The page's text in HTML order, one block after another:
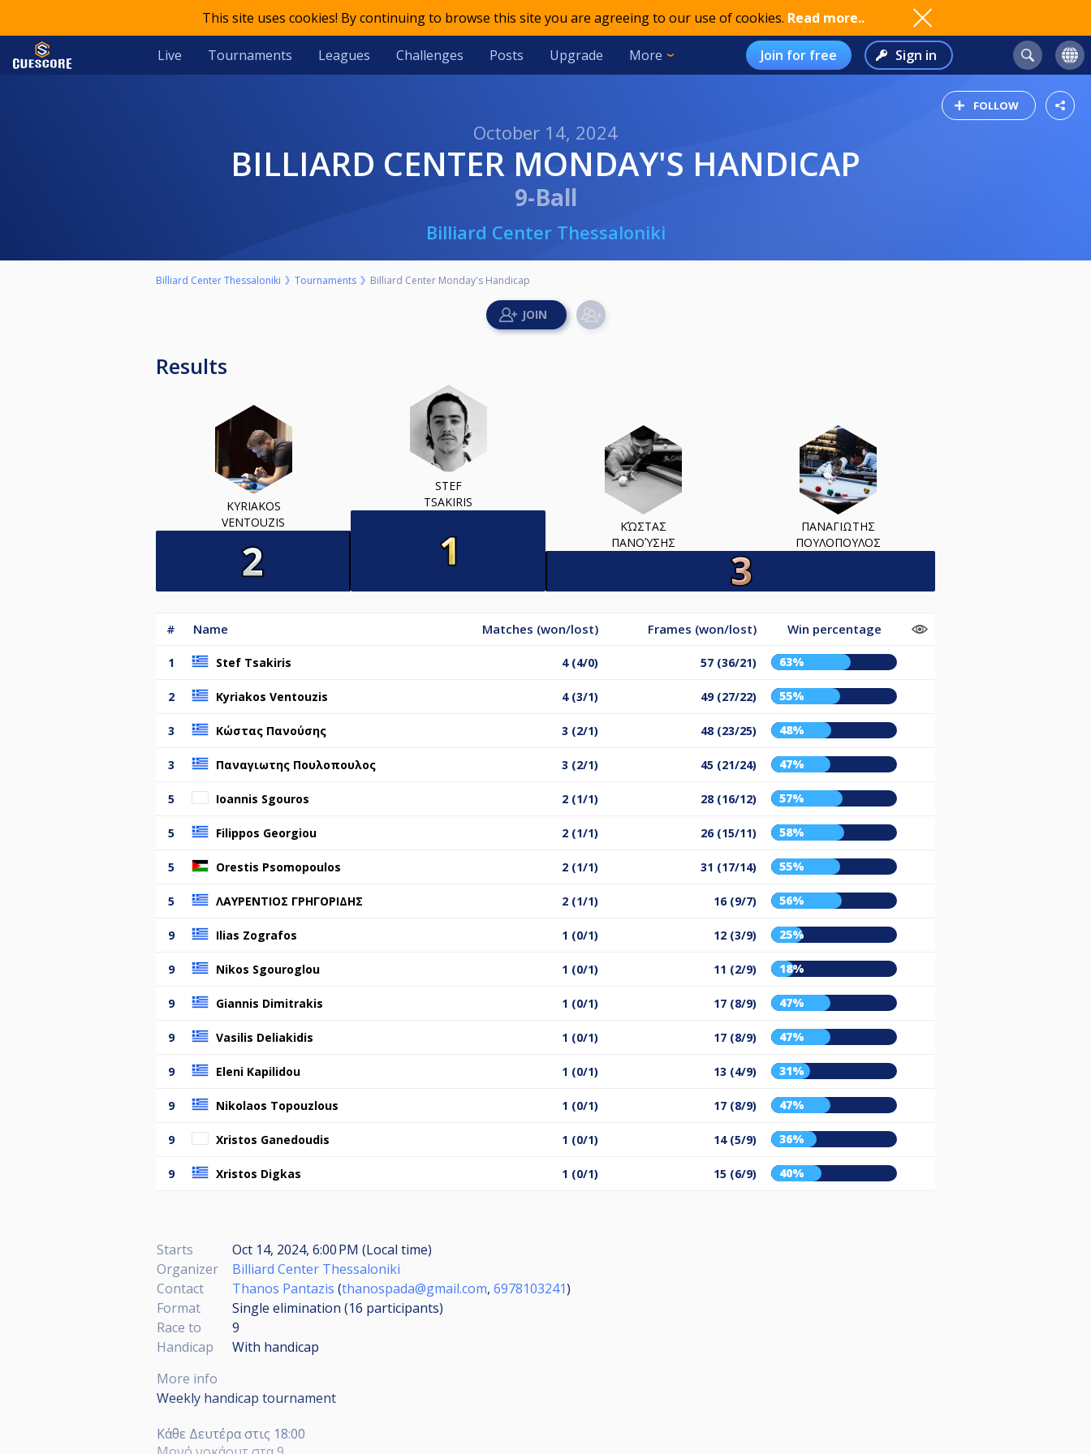
This site uses cookies! By continuing to browse this site you are agreeing to our use of cookies. Read more..
Live Tournaments Leagues Challenges Posts Upgrade More Join for free Sign in
FOLLOW
October 14, 2024
BILLIARD CENTER MONDAY'S HANDICAP
9-Ball
Billiard Center Thessaloniki
Billiard Center Thessaloniki Tournaments Billiard Center Monday's Handicap
Results
KYRIAKOS
VENTOUZIS
STEF
TSAKIRIS
ΚΏΣΤΑΣ
ΠΑΝΟΎΣΗΣ
ΠΑΝΑΓΙΩΤΗΣ
ΠΟΥΛΟΠΟΥΛΟΣ
# Name Matches (won/lost) Frames (won/lost) Win percentage
1 Stef Tsakiris 4 (4/0) 57 (36/21) 63%
2 Kyriakos Ventouzis 4 (3/1) 49 (27/22) 55%
3 Κώστας Πανούσης 3 (2/1) 48 (23/25) 48%
3 Παναγιωτης Πουλοπουλος 3 (2/1) 45 (21/24) 47%
5 Ioannis Sgouros 2 (1/1) 28 (16/12) 57%
5 Filippos Georgiou 2 (1/1) 26 (15/11) 58%
5 Orestis Psomopoulos 2 (1/1) 31 (17/14) 55%
5 ΛΑΥΡΕΝΤΙΟΣ ΓΡΗΓΟΡΙΔΗΣ 2 (1/1) 16 (9/7) 56%
9 Ilias Zografos 1 (0/1) 12 (3/9) 25%
9 Nikos Sgouroglou 1 (0/1) 11 (2/9) 18%
9 Giannis Dimitrakis 1 (0/1) 17 (8/9) 47%
9 Vasilis Deliakidis 1 (0/1) 17 (8/9) 47%
9 Eleni Kapilidou 1 (0/1) 13 (4/9) 31%
9 Nikolaos Topouzlous 1 (0/1) 17 (8/9) 47%
9 Xristos Ganedoudis 1 (0/1) 14 (5/9) 36%
9 Xristos Digkas 1 (0/1) 15 (6/9) 40%
Starts
Oct 14, 2024, 6:00 PM (Local time)
Organizer
Billiard Center Thessaloniki
Contact
Thanos Pantazis (thanospada@gmail.com, 6978103241)
Format
Single elimination (16 participants)
Race to
9
Handicap
With handicap
More info
Weekly handicap tournament
Κάθε Δευτέρα στις 18:00